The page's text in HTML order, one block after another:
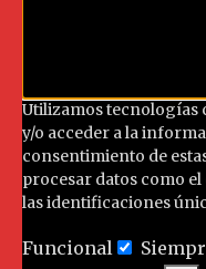
Utilizamos tecnologías
y/o acceder a la
consentimiento de
procesar datos como
las identificaciones
Funcional